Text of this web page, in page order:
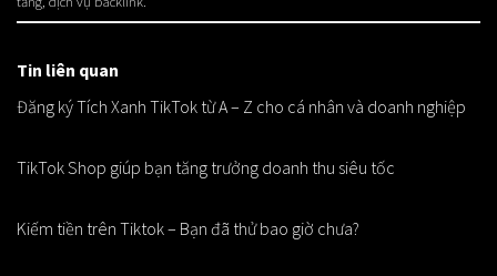
Tin liên quan
Đăng ký Tích Xanh TikTok từ A – Z cho cá nhân và doanh nghiệp
TikTok Shop giúp bạn tăng trưởng doanh thu siêu tốc
Kiếm tiền trên Tiktok – Bạn đã thử bao giờ chưa?